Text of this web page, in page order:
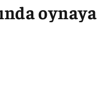
oynaya